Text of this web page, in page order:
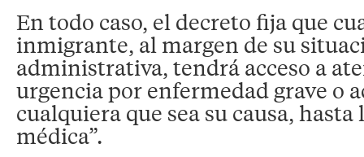
En todo caso, el decreto fija que
inmigrante, al margen de su
administrativa, tendrá acceso a
urgencia por enfermedad grave o
cualquiera que sea su causa,
médica”.